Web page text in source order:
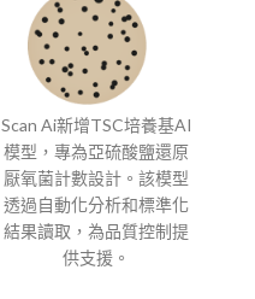
Scan Ai新增TSC培養基AI
模型，專為亞硫酸鹽還原
厭氧菌計數設計。該模型
透過自動化分析和標準化
結果讀取，為品質控制提
供支援。